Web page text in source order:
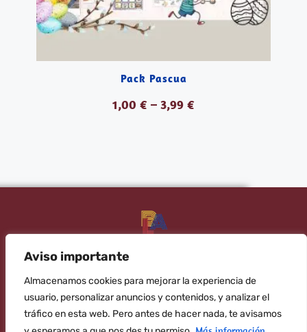
Aviso importante
Almacenamos cookies para mejorar la experiencia de
usuario, personalizar anuncios y contenidos, y analizar el
tráfico en esta web. Pero antes de hacer nada, te avisamos
Pack Pascua
1,00 € – 3,99 €
Banana Language your trusted English academy
Subscribe to the newsletter!
SEND